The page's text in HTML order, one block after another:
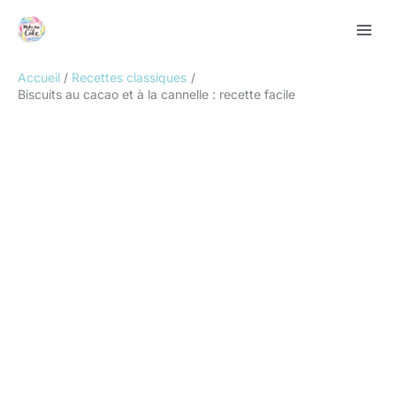
Accueil
Recettes classiques
Biscuits au cacao et à la cannelle : recette facile